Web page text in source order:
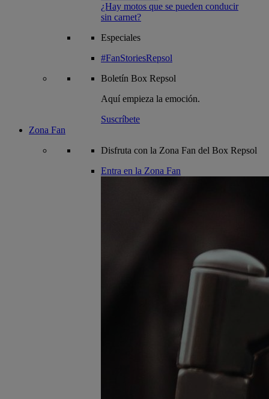
¿Hay motos que se pueden conducir
sin carnet?
Especiales
#FanStoriesRepsol
Boletín Box Repsol
Aquí empieza la emoción.
Suscríbete
Zona Fan
Disfruta con la Zona Fan del Box Repsol
Entra en la Zona Fan